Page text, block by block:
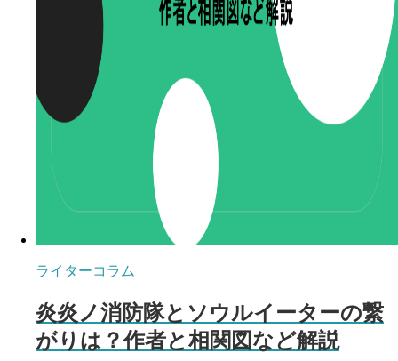
ライターコラム
炎炎ノ消防隊とソウルイーターの繋
がりは？作者と相関図など解説